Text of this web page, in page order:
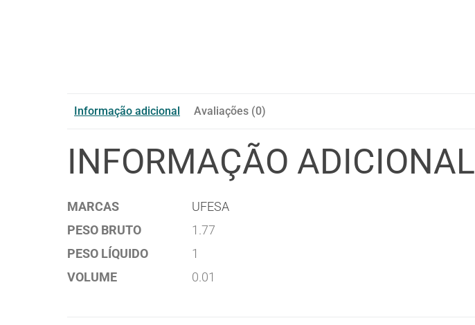
Informação adicional Avaliações (0)
INFORMAÇÃO ADICIONAL
MARCAS
UFESA
PESO BRUTO
1.77
PESO LÍQUIDO
1
VOLUME
0.01